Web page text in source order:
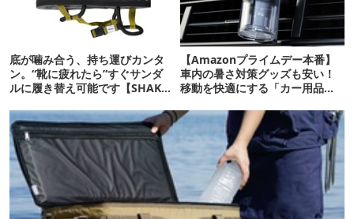
底が噛み合う、持ち運びカンタ
ン。“靴に疲れたら”すぐサンダ
ルに履き替え可能です【SHAKA
【Amazonプライムデー本番】
車内の暑さ対策グッズも安い！
移動を快適にする「カー用品」